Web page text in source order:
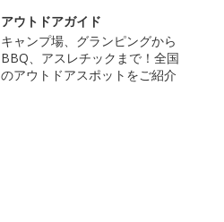
アウトドアガイド
キャンプ場、グランピングから
BBQ、アスレチックまで！全国
のアウトドアスポットをご紹介